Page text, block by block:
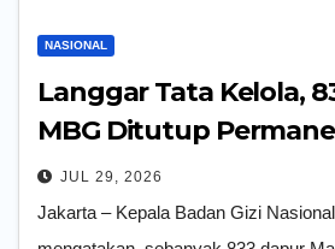
NASIONAL
Langgar Tata Kelola,
MBG Ditutup
JUL 29, 2026
Jakarta – Kepala Badan Gizi